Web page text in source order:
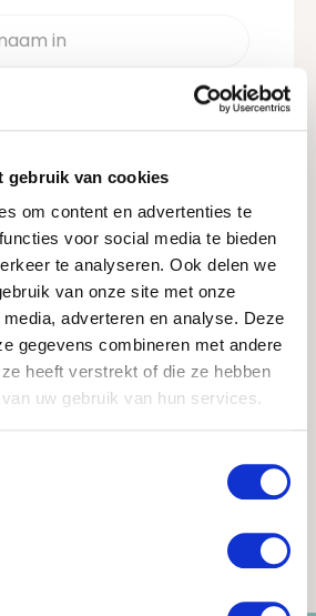
gebruik van cookies
om content en advertenties te
voor social media te bieden
te analyseren. Ook delen we
van onze site met onze
adverteren en analyse. Deze
gegevens combineren met andere
heeft verstrekt of die ze hebben
uw gebruik van hun services.